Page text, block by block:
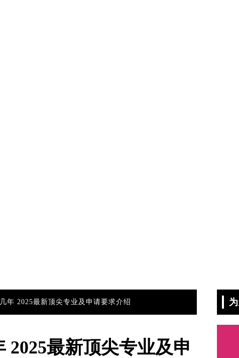
年 2025最新顶尖专业及申请要求介绍
最新顶尖专业及申